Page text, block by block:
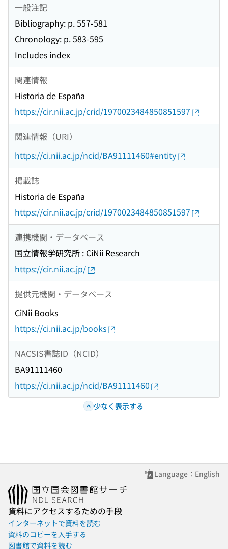
一般注記
Bibliography: p. 557-581
Chronology: p. 583-595
Includes index
関連情報
Historia de España
https://cir.nii.ac.jp/crid/1970023484850851597
関連情報（URI）
https://ci.nii.ac.jp/ncid/BA91111460#entity
掲載誌
Historia de España
https://cir.nii.ac.jp/crid/1970023484850851597
連携機関・データベース
国立情報学研究所 : CiNii Research
https://cir.nii.ac.jp/
提供元機関・データベース
CiNii Books
https://ci.nii.ac.jp/books
NACSIS書誌ID（NCID）
BA91111460
https://ci.nii.ac.jp/ncid/BA91111460
少なく表示する
Language：English
資料にアクセスするための手段
インターネットで資料を読む
資料のコピーを入手する
図書館で資料を読む